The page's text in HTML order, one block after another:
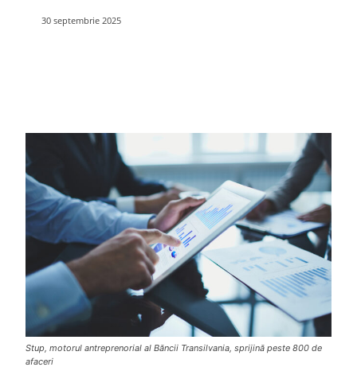
30 septembrie 2025
Stup, motorul antreprenorial al Băncii Transilvania, sprijină peste 800 de
afaceri